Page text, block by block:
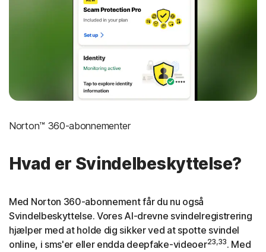
Norton™ 360-abonnementer
Hvad er Svindelbeskyttelse?
Med Norton 360-abonnement får du nu også
Svindelbeskyttelse. Vores AI-drevne svindelregistrering
hjælper med at holde dig sikker ved at spotte svindel
online, i sms'er eller endda deepfake-videoer23,33. Med